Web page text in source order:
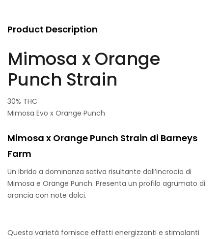
Product Description
Mimosa x Orange
Punch Strain
30% THC
Mimosa Evo x Orange Punch
Mimosa x Orange Punch Strain di Barneys
Farm
Un ibrido a dominanza sativa risultante dall’incrocio di
Mimosa e Orange Punch. Presenta un profilo agrumato di
arancia con note dolci.
Questa varietà fornisce effetti energizzanti e stimolanti